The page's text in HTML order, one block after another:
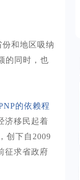
和地区吸纳
的同时，也
的依赖程
济移民起着
创下自2009
征求省政府